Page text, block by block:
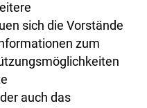
sich die Vorstände
zum
auch das